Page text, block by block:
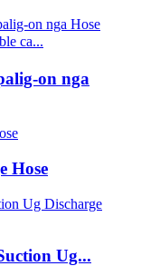
on nga
Hose
Ug...